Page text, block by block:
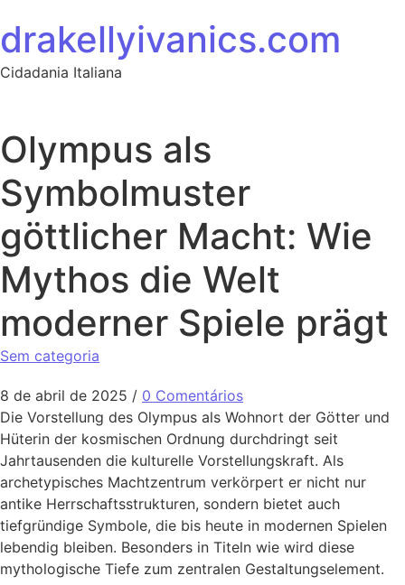
drakellyivanics.com
Cidadania Italiana
Olympus als
Symbolmuster
göttlicher Macht: Wie
Mythos die Welt
moderner Spiele prägt
Sem categoria
8 de abril de 2025 / 0 Comentários
Die Vorstellung des Olympus als Wohnort der Götter und
Hüterin der kosmischen Ordnung durchdringt seit
Jahrtausenden die kulturelle Vorstellungskraft. Als
archetypisches Machtzentrum verkörpert er nicht nur
antike Herrschaftsstrukturen, sondern bietet auch
tiefgründige Symbole, die bis heute in modernen Spielen
lebendig bleiben. Besonders in Titeln wie wird diese
mythologische Tiefe zum zentralen Gestaltungselement.